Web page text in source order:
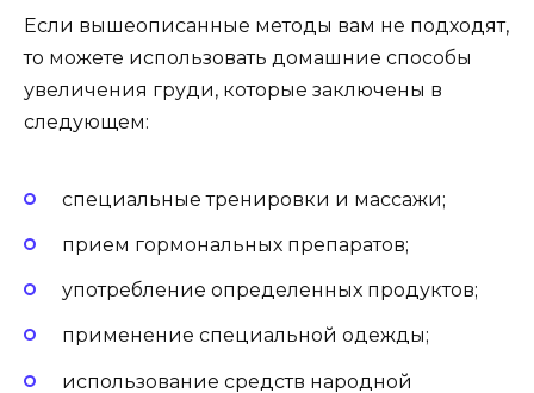
Если вышеописанные методы вам не подходят,
то можете использовать домашние способы
увеличения груди, которые заключены в
следующем:
специальные тренировки и массажи;
прием гормональных препаратов;
употребление определенных продуктов;
применение специальной одежды;
использование средств народной